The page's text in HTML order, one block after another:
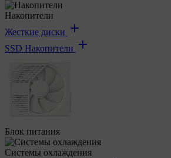
Накопители
Жесткие диски
SSD Накопители
Блок питания
Системы охлаждения